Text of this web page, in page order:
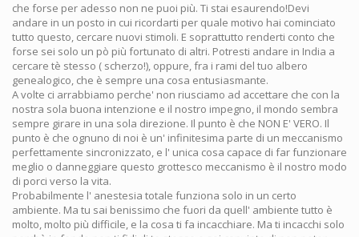
che forse per adesso non ne puoi più. Ti stai esaurendo!Devi
andare in un posto in cui ricordarti per quale motivo hai cominciato
tutto questo, cercare nuovi stimoli. E soprattutto renderti conto che
forse sei solo un pò più fortunato di altri. Potresti andare in India a
cercare tè stesso ( scherzo!), oppure, fra i rami del tuo albero
genealogico, che è sempre una cosa entusiasmante.
A volte ci arrabbiamo perche' non riusciamo ad accettare che con la
nostra sola buona intenzione e il nostro impegno, il mondo sembra
sempre girare in una sola direzione. Il punto è che NON E' VERO. Il
punto è che ognuno di noi è un' infinitesima parte di un meccanismo
perfettamente sincronizzato, e l' unica cosa capace di far funzionare
meglio o danneggiare questo grottesco meccanismo è il nostro modo
di porci verso la vita.
Probabilmente l' anestesia totale funziona solo in un certo
ambiente. Ma tu sai benissimo che fuori da quell' ambiente tutto è
molto, molto più difficile, e la cosa ti fa incacchiare. Ma ti incacchi solo